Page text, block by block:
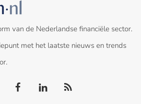
van de Nederlandse financiële sector.
met het laatste nieuws en trends